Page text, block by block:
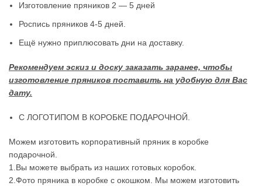
Изготовление пряников 2 — 5 дней
Роспись пряников 4-5 дней.
Ещё нужно приплюсовать дни на доставку.
Рекомендуем эскиз и доску заказать заранее, чтобы
изготовление пряников поставить на удобную для Вас
дату.
С ЛОГОТИПОМ В КОРОБКЕ ПОДАРОЧНОЙ.
Можем изготовить корпоративный пряник в коробке
подарочной.
1.Вы можете выбрать из наших готовых коробок.
2.Фото пряника в коробке с окошком. Мы можем изготовить